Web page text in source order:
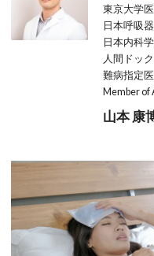
東京大学
日本呼吸
日本内科
人間ドッ
難病指定医
Member of
山本